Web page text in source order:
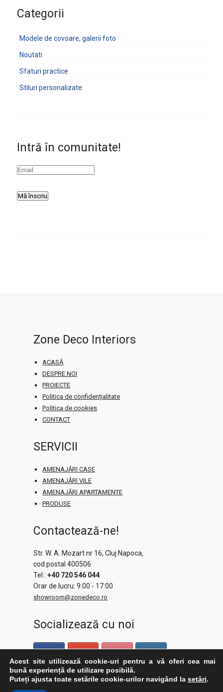
Categorii
Modele de covoare, galerii foto
Noutati
Sfaturi practice
Stiluri personalizate
Intră în comunitate!
Zone Deco Interiors
ACASĂ
DESPRE NOI
PROIECTE
Politica de confidențialitate
Politica de cookies
CONTACT
SERVICII
AMENAJĂRI CASE
AMENAJĂRI VILE
AMENAJĂRI APARTAMENTE
PRODUSE
Contactează-ne!
Str. W. A. Mozart nr 16, Cluj Napoca,
cod postal 400506
Tel.:+40 720 546 044
Orar de lucru: 9:00 - 17:00
showroom@zonedeco.ro
Socializează cu noi
Acest site utilizează cookie-uri pentru a vă oferi cea mai
bună experiență de utilizare posibilă.
Puteți ajusta toate setările cookie-urilor navigând la setări.